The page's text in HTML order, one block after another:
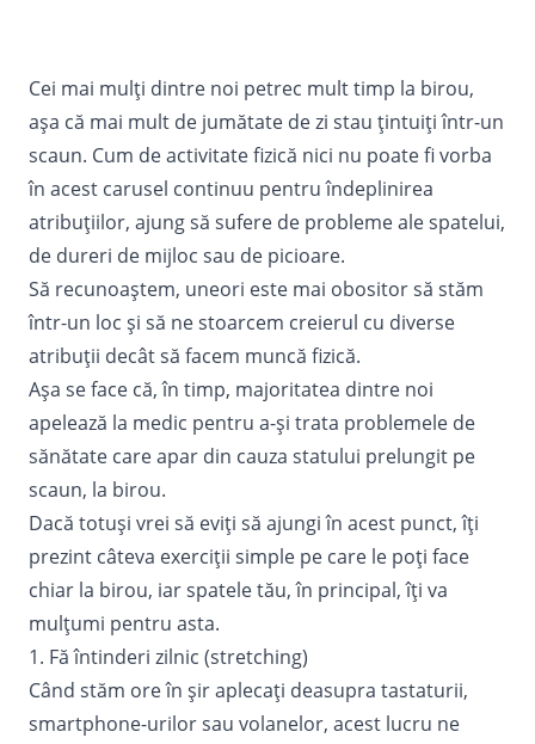
Cei mai mulți dintre noi petrec mult timp la birou,
așa că mai mult de jumătate de zi stau țintuiți într-un
scaun. Cum de activitate fizică nici nu poate fi vorba
în acest carusel continuu pentru îndeplinirea
atribuțiilor, ajung să sufere de probleme ale spatelui,
de dureri de mijloc sau de picioare.
Să recunoaștem, uneori este mai obositor să stăm
într-un loc și să ne stoarcem creierul cu diverse
atribuții decât să facem muncă fizică.
Așa se face că, în timp, majoritatea dintre noi
apelează la medic pentru a-și trata problemele de
sănătate care apar din cauza statului prelungit pe
scaun, la birou.
Dacă totuși vrei să eviți să ajungi în acest punct, îți
prezint câteva exerciții simple pe care le poți face
chiar la birou, iar spatele tău, în principal, îți va
mulțumi pentru asta.
1. Fă întinderi zilnic (stretching)
Când stăm ore în șir aplecați deasupra tastaturii,
smartphone-urilor sau volanelor, acest lucru ne